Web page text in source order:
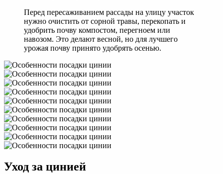
Перед пересаживанием рассады на улицу участок
нужно очистить от сорной травы, перекопать и
удобрить почву компостом, перегноем или
навозом. Это делают весной, но для лучшего
урожая почву принято удобрять осенью.
Уход за цинией